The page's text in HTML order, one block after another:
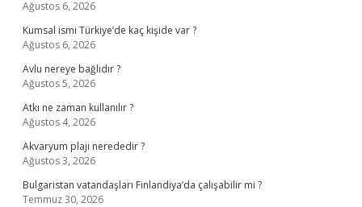
Ağustos 6, 2026
Kumsal ismi Türkiye’de kaç kişide var ?
Ağustos 6, 2026
Avlu nereye bağlıdır ?
Ağustos 5, 2026
Atkı ne zaman kullanılır ?
Ağustos 4, 2026
Akvaryum plajı nerededir ?
Ağustos 3, 2026
Bulgaristan vatandaşları Finlandiya’da çalışabilir mi ?
Temmuz 30, 2026